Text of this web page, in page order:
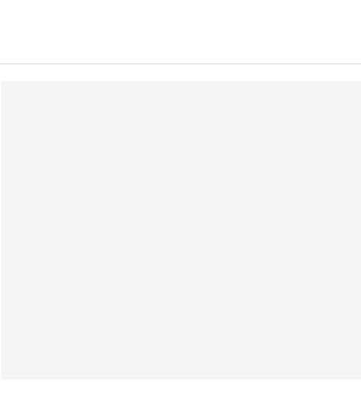
ACTUALIDAD BIERZO